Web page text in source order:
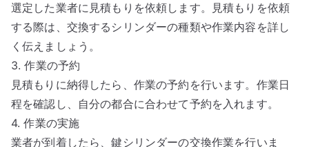
選定した業者に見積もりを依頼します。見積もりを依頼
する際は、交換するシリンダーの種類や作業内容を詳し
く伝えましょう。
3. 作業の予約
見積もりに納得したら、作業の予約を行います。作業日
程を確認し、自分の都合に合わせて予約を入れます。
4. 作業の実施
業者が到着したら、鍵シリンダーの交換作業を行いま